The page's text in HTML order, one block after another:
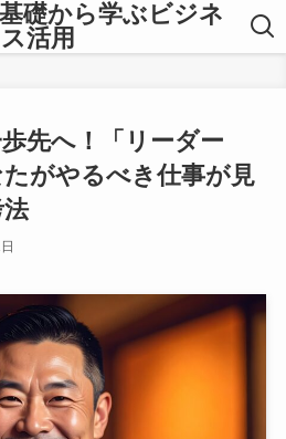
礎から学ぶビジネ
ス活用
先へ！「リーダー
がやるべき仕事が見